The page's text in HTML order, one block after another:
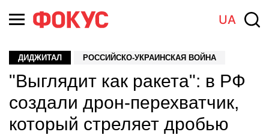
UA
ДИДЖИТАЛ РОССИЙСКО-УКРАИНСКАЯ ВОЙНА
"Выглядит как ракета": в РФ
создали дрон-перехватчик,
который стреляет дробью